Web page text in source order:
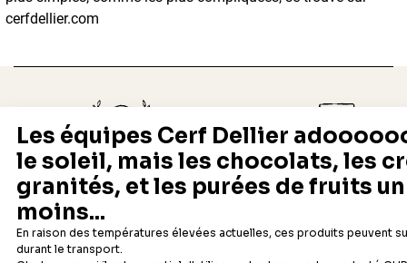
cerfdellier.com
Depuis 1932
Fabricant français reconnu
Livraison rapide 24/48h
Offerte dès 69 € en point